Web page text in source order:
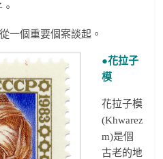
一個重要個案談起。
●花拉子
模
花拉子模
(Khwarez
m)是個
古老的地